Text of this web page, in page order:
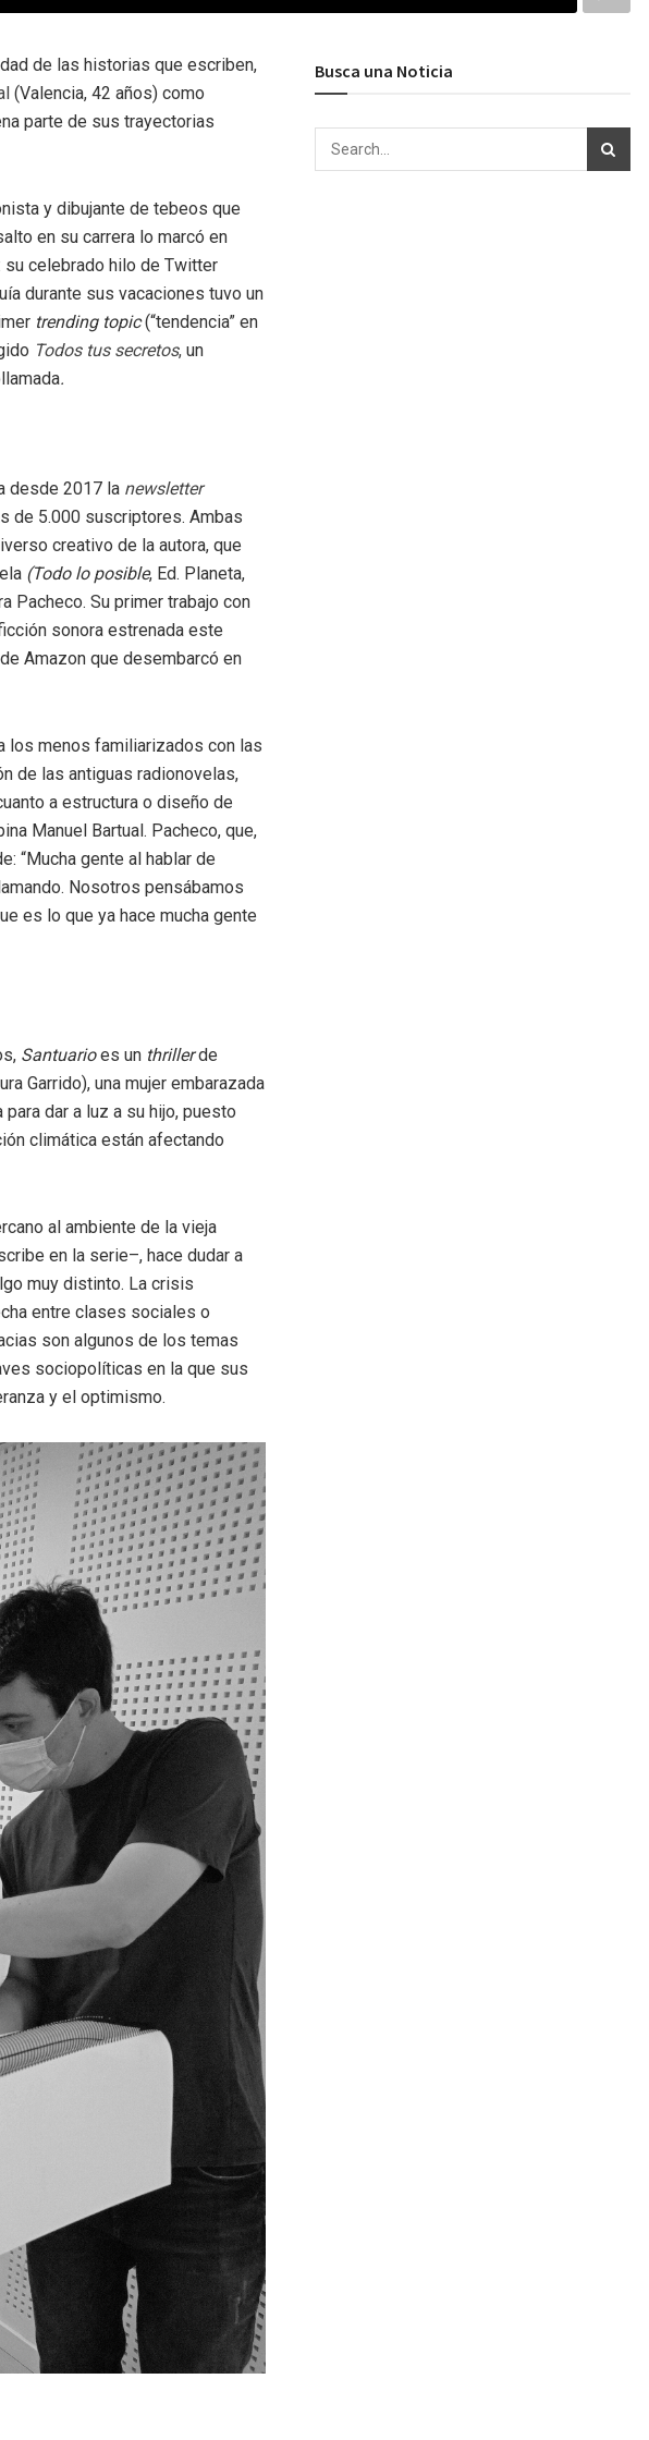
de las historias que escriben,
(Valencia, 42 años) como
parte de sus trayectorias
y dibujante de tebeos que
en su carrera lo marcó en
celebrado hilo de Twitter
durante sus vacaciones tuvo un
trending topic(“tendencia” en
Todos tus secretos, un
.
desde 2017 la newsletter
de 5.000 suscriptores. Ambas
creativo de la autora, que
(Todo lo posible, Ed. Planeta,
Pacheco. Su primer trabajo con
sonora estrenada este
de Amazon que desembarcó en
los menos familiarizados con las
de las antiguas radionovelas,
a estructura o diseño de
Manuel Bartual. Pacheco, que,
“Mucha gente al hablar de
Nosotros pensábamos
es lo que ya hace mucha gente
Santuarioes un thrillerde
Garrido), una mujer embarazada
dar a luz a su hijo, puesto
climática están afectando
al ambiente de la vieja
en la serie–, hace dudar a
muy distinto. La crisis
entre clases sociales o
son algunos de los temas
sociopolíticas en la que sus
y el optimismo.
Busca una Noticia